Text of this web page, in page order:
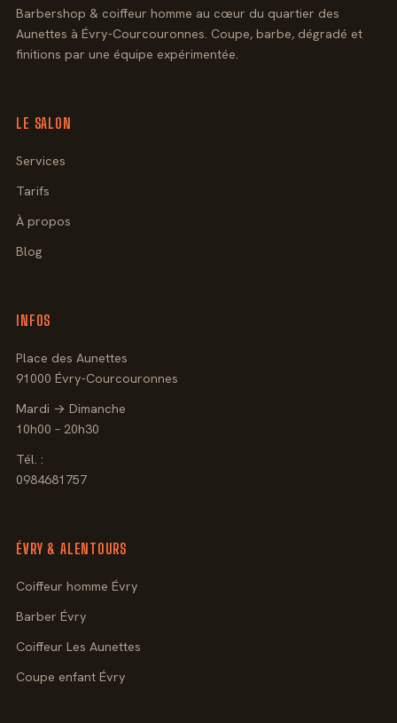
Barbershop & coiffeur homme au cœur du quartier des
Aunettes à Évry-Courcouronnes. Coupe, barbe, dégradé et
finitions par une équipe expérimentée.
LE SALON
Services
Tarifs
À propos
Blog
INFOS
Place des Aunettes
91000 Évry-Courcouronnes
Mardi → Dimanche
10h00 – 20h30
Tél. :
0984681757
ÉVRY & ALENTOURS
Coiffeur homme Évry
Barber Évry
Coiffeur Les Aunettes
Coupe enfant Évry